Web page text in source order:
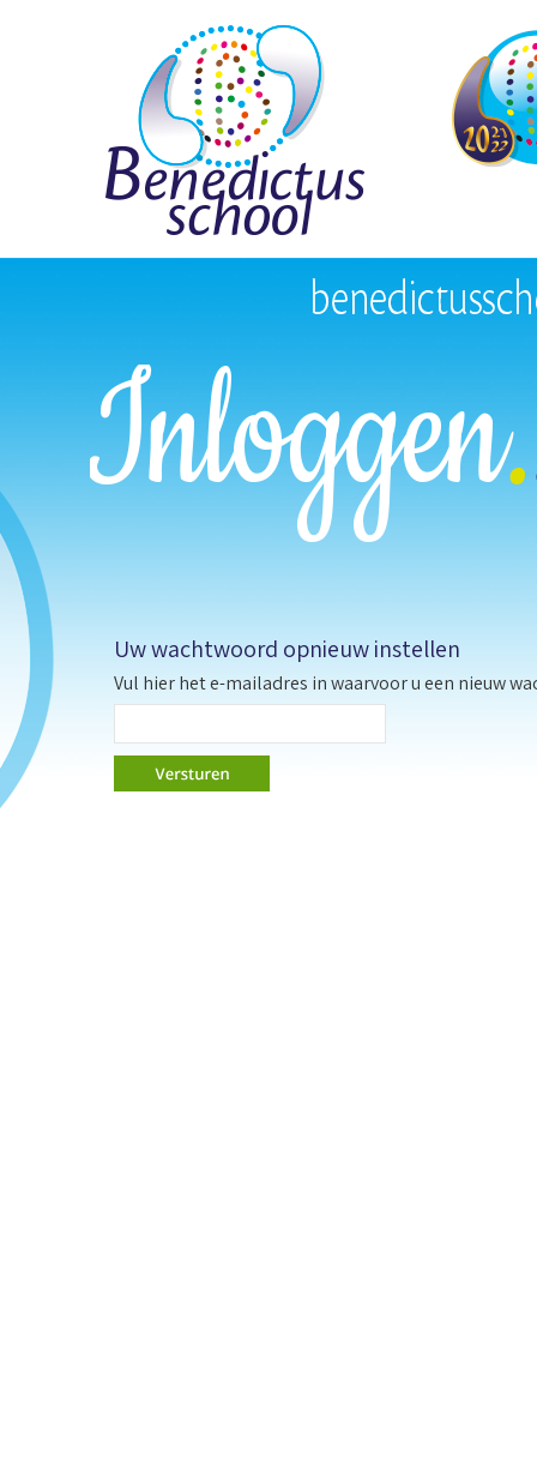
Uw wachtwoord opnieuw instellen
Vul hier het e-mailadres in waarvoor u een nieuw